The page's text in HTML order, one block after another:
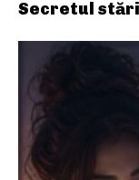
Secretul